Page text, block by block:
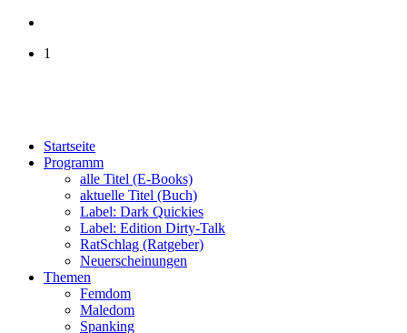
1
Startseite
Programm
alle Titel (E-Books)
aktuelle Titel (Buch)
Label: Dark Quickies
Label: Edition Dirty-Talk
RatSchlag (Ratgeber)
Neuerscheinungen
Themen
Femdom
Maledom
Spanking